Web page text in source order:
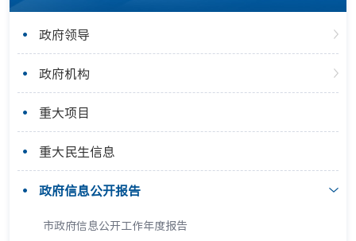
政府领导
政府机构
重大项目
重大民生信息
政府信息公开报告
市政府信息公开工作年度报告